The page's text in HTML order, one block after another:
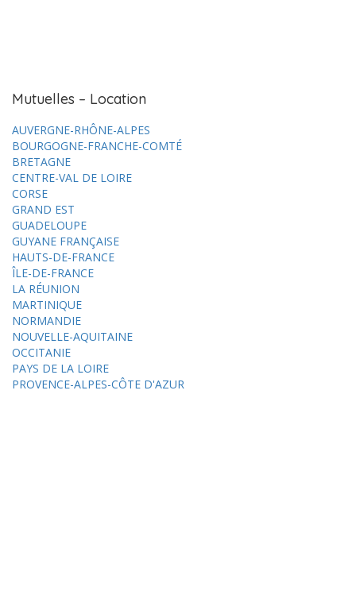
Mutuelles – Location
AUVERGNE-RHÔNE-ALPES
BOURGOGNE-FRANCHE-COMTÉ
BRETAGNE
CENTRE-VAL DE LOIRE
CORSE
GRAND EST
GUADELOUPE
GUYANE FRANÇAISE
HAUTS-DE-FRANCE
ÎLE-DE-FRANCE
LA RÉUNION
MARTINIQUE
NORMANDIE
NOUVELLE-AQUITAINE
OCCITANIE
PAYS DE LA LOIRE
PROVENCE-ALPES-CÔTE D'AZUR